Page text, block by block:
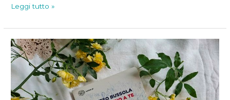
Cos’è
Leggi tutto »